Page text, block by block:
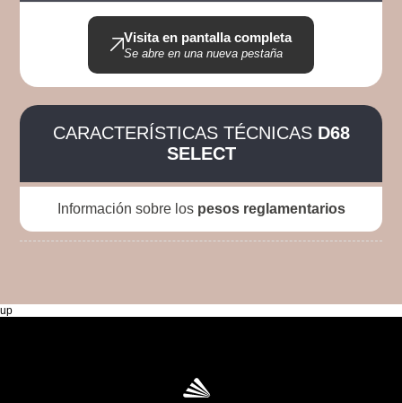
Visita en pantalla completa
Se abre en una nueva pestaña
CARACTERÍSTICAS TÉCNICAS D68
SELECT
Información sobre los pesos reglamentarios
up